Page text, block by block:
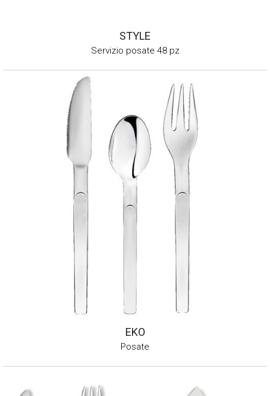
STYLE
Servizio posate 48 pz
EKO
Posate